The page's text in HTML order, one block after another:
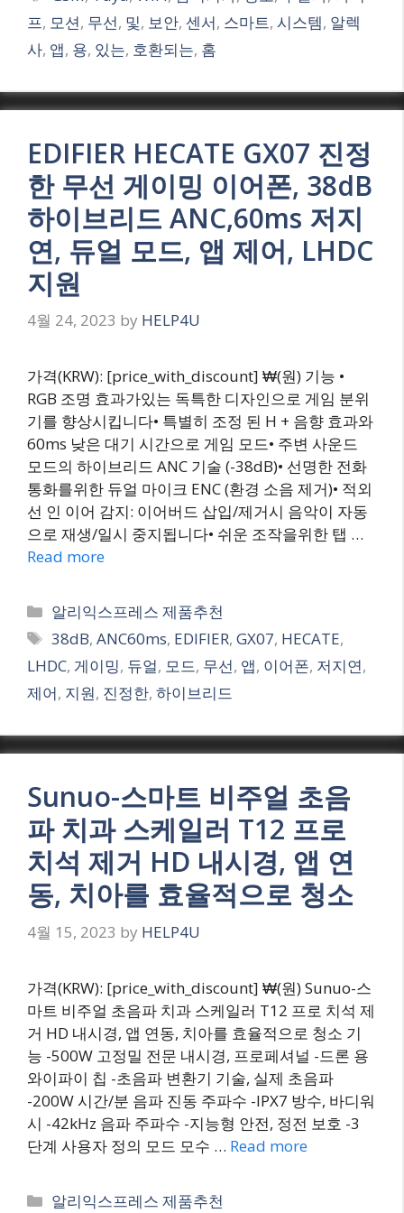
프, 모션, 무선, 및, 보안, 센서, 스마트, 시스템, 알렉
사, 앱, 용, 있는, 호환되는, 홈
EDIFIER HECATE GX07 진정
한 무선 게이밍 이어폰, 38dB
하이브리드 ANC,60ms 저지
연, 듀얼 모드, 앱 제어, LHDC
지원
4월 24, 2023 by HELP4U
가격(KRW): [price_with_discount] ₩(원) 기능 •
RGB 조명 효과가있는 독특한 디자인으로 게임 분위
기를 향상시킵니다• 특별히 조정 된 H + 음향 효과와
60ms 낮은 대기 시간으로 게임 모드• 주변 사운드
모드의 하이브리드 ANC 기술 (-38dB)• 선명한 전화
통화를위한 듀얼 마이크 ENC (환경 소음 제거)• 적외
선 인 이어 감지: 이어버드 삽입/제거시 음악이 자동
으로 재생/일시 중지됩니다• 쉬운 조작을위한 탭 …
Read more
Categories
알리익스프레스 제품추천
Tags
38dB,ANC60ms, EDIFIER,GX07, HECATE,
LHDC, 게이밍, 듀얼, 모드, 무선, 앱, 이어폰, 저지연,
제어, 지원, 진정한, 하이브리드
Sunuo-스마트 비주얼 초음
파 치과 스케일러 T12 프로
치석 제거 HD 내시경, 앱 연
동, 치아를 효율적으로 청소
4월 15, 2023 by HELP4U
가격(KRW): [price_with_discount] ₩(원) Sunuo-스
마트 비주얼 초음파 치과 스케일러 T12 프로 치석 제
거 HD 내시경, 앱 연동, 치아를 효율적으로 청소 기
능 -500W 고정밀 전문 내시경, 프로페셔널 -드론 용
와이파이 칩 -초음파 변환기 기술, 실제 초음파
-200W 시간/분 음파 진동 주파수 -IPX7 방수, 바디워
시 -42kHz 음파 주파수 -지능형 안전, 정전 보호 -3
단계 사용자 정의 모드 모수 … Read more
Categories
알리익스프레스 제품추천